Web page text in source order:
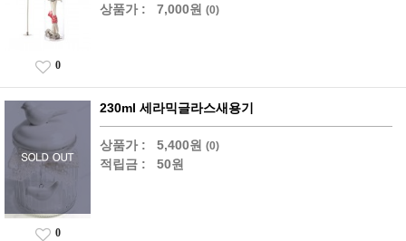
상품가 : 7,000원 (0)
0
230ml 세라믹글라스새용기
상품가 : 5,400원 (0)
적립금 : 50원
0